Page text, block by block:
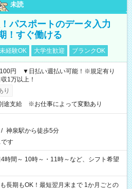
未読
パスポートのデータ入力
！すぐ働ける
経験OK 大学生歓迎 ブランクOK
円 ▼日払い週払い可能！※規定有り
1万以上！
り
途支給 ※お仕事によって変動あり
/ 神泉駅から徒歩5分
す
間～ 10時～・11時～など、シフト希望
も長期もOK！最短翌月末まで 1か月ごとの